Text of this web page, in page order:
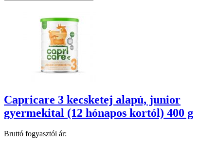
Capricare 3 kecsketej alapú, junior
gyermekital (12 hónapos kortól) 400 g
Bruttó fogyasztói ár: